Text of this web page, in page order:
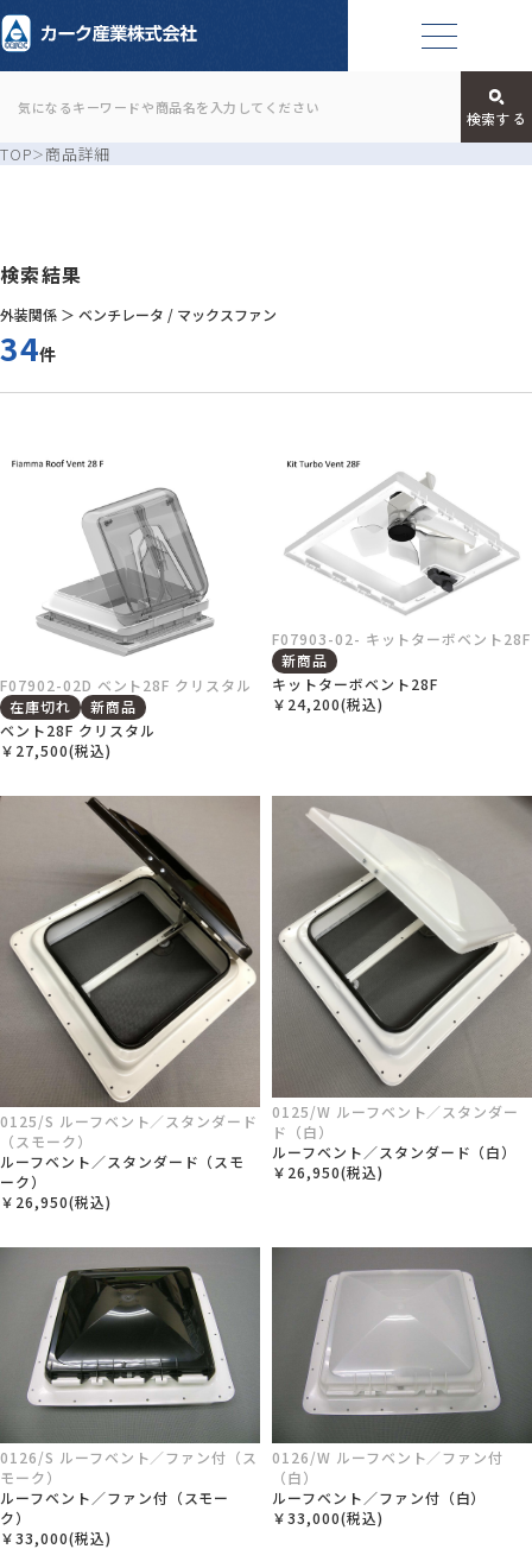
TOP 商品詳細
検索結果
外装関係 ＞ ベンチレータ / マックスファン
34
F07902-02D ベント28F クリスタル
在庫切れ
新商品
ベント28F クリスタル
￥27,500(税込)
F07903-02- キットターボベント28F
新商品
キットターボベント28F
￥24,200(税込)
0125/S ルーフベント／スタンダード
（スモーク）
ルーフベント／スタンダード（スモ
ーク）
￥26,950(税込)
0125/W ルーフベント／スタンダー
ド（白）
ルーフベント／スタンダード（白）
￥26,950(税込)
0126/S ルーフベント／ファン付（ス
モーク）
ルーフベント／ファン付（スモー
ク）
￥33,000(税込)
0126/W ルーフベント／ファン付
（白）
ルーフベント／ファン付（白）
￥33,000(税込)